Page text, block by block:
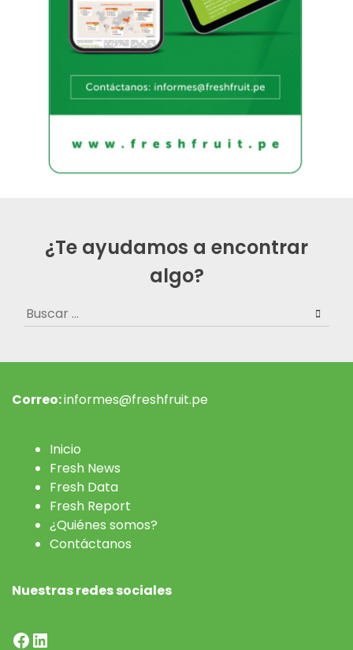
¿Te ayudamos a encontrar
algo?
Buscar:
Correo:informes@freshfruit.pe
Inicio
Fresh News
Fresh Data
Fresh Report
¿Quiénes somos?
Contáctanos
Nuestras redes sociales
Facebook
LinkedIn